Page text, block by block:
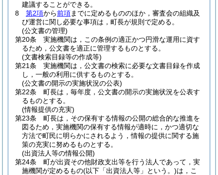
建議することができる。
8
第2項から前項までに定めるもののほか，審査会の組織及
び運営に関し必要な事項は，町長が規則で定める。
(公文書の管理)
第20条
実施機関は，この条例の適正かつ円滑な運用に資す
るため，公文書を適正に管理するものとする。
(文書検索目録等の作成等)
第21条
実施機関は，公文書の検索に必要な文書目録を作成
し，一般の利用に供するものとする。
(公文書の開示の実施状況の公表)
第22条
町長は，毎年度，公文書の開示の実施状況を公表す
るものとする。
(情報提供の充実)
第23条
町長は，その保有する情報の公開の総合的な推進を
図るため，実施機関の保有する情報が適時に，かつ適切な
方法で町民に明らかにされるよう，情報の提供に関する施
策の充実に努めるものとする。
(出資法人等の情報公開)
第24条
町が出資その他財政支出等を行う法人であって，実
施機関が定めるもの(以下「出資法人等」という。)は，こ